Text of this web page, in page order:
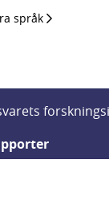
språk